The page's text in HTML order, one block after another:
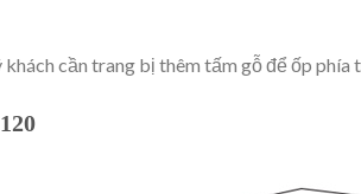
cần trang bị thêm tấm gỗ để ốp